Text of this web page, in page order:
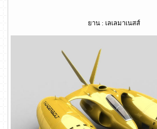
ยาน : เลเลมาเนสส์